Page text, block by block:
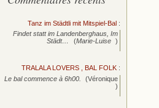
Tanz im Städtli mit Mitspiel-Bal :
Findet statt im Landenberghaus, Im
Städt…
(Marie-Luise )
TRALALA LOVERS , BAL FOLK :
Le bal commence à 6h00.
(Véronique
)